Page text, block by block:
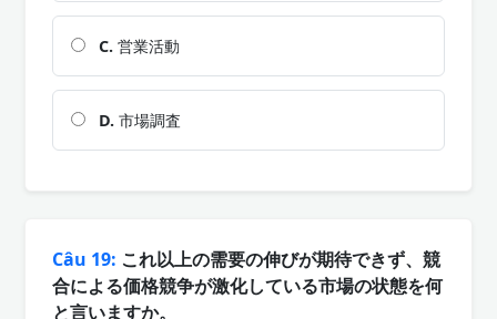
C. 営業活動
D. 市場調査
Câu 19: これ以上の需要の伸びが期待できず、競
合による価格競争が激化している市場の状態を何
と言いますか。